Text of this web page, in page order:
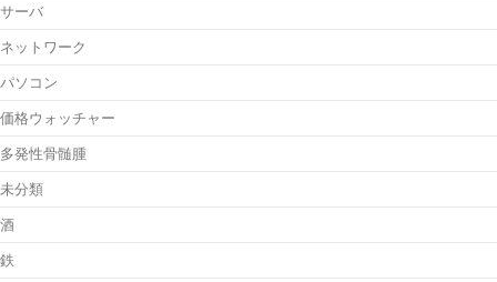
サーバ
ネットワーク
パソコン
価格ウォッチャー
多発性骨髄腫
未分類
酒
鉄